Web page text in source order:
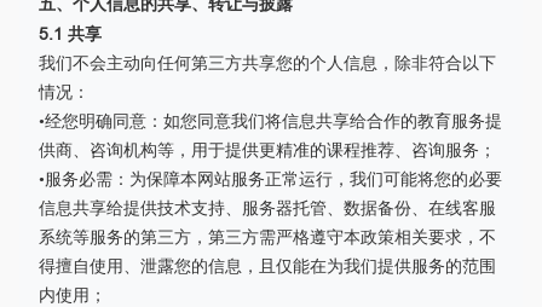
5.1 共享
我们不会主动向任何第三方共享您的个人信息，除非符合以下
情况：
•经您明确同意：如您同意我们将信息共享给合作的教育服务提
供商、咨询机构等，用于提供更精准的课程推荐、咨询服务；
•服务必需：为保障本网站服务正常运行，我们可能将您的必要
信息共享给提供技术支持、服务器托管、数据备份、在线客服
系统等服务的第三方，第三方需严格遵守本政策相关要求，不
得擅自使用、泄露您的信息，且仅能在为我们提供服务的范围
内使用；